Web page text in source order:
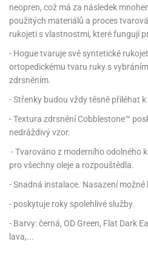
neopren, což má za následek
použitých materiálů a proces
rukojeti s vlastnostmi, které fungují
- Hogue tvaruje své syntetické
ortopedickému tvaru ruky s
zdrsněním.
- Střenky budou vždy těsně přiléhat
- Textura zdrsnění Cobblestone™
nedráždivý vzor.
- Tvarováno z moderního odolného
pro všechny oleje a rozpouštědla.
- Snadná instalace. Nasazení možné
- poskytuje roky spolehlivé služby.
- Barvy: černá, OD Green, Flat Dark
lava,...